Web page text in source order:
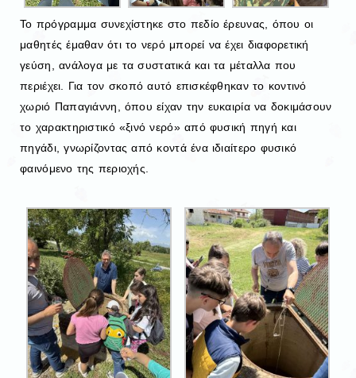
Το πρόγραμμα συνεχίστηκε στο πεδίο έρευνας, όπου οι
μαθητές έμαθαν ότι το νερό μπορεί να έχει διαφορετική
γεύση, ανάλογα με τα συστατικά και τα μέταλλα που
περιέχει. Για τον σκοπό αυτό επισκέφθηκαν το κοντινό
χωριό Παπαγιάννη, όπου είχαν την ευκαιρία να δοκιμάσουν
το χαρακτηριστικό «ξινό νερό» από φυσική πηγή και
πηγάδι, γνωρίζοντας από κοντά ένα ιδιαίτερο φυσικό
φαινόμενο της περιοχής.